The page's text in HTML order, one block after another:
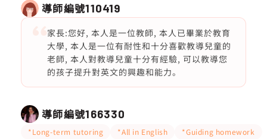
導師編號110419
家長:您好, 本人是一位教師, 本人已畢業於教育
大學, 本人是一位有耐性和十分喜歡教導兒童的
老師, 本人對教導兒童十分有經驗, 可以教導您
的孩子提升對英文的興趣和能力。
導師編號166330
*Long-term tutoring *All in English *Guiding homework